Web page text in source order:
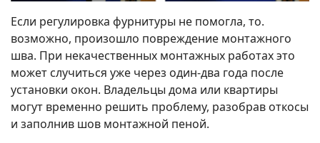
Если регулировка фурнитуры не помогла, то.
возможно, произошло повреждение монтажного
шва. При некачественных монтажных работах это
может случиться уже через один-два года после
установки окон. Владельцы дома или квартиры
могут временно решить проблему, разобрав откосы
и заполнив шов монтажной пеной.